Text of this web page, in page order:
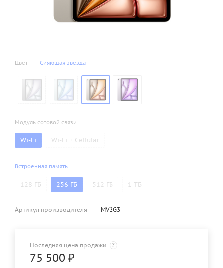
Цвет — Сияющая звезда
Модуль сотовой связи
Wi-Fi Wi-Fi + Cellular
Встроенная память
128 ГБ 256 ГБ 512 ГБ 1 ТБ
Артикул производителя — MV2G3
Последняя цена продажи ?
75 500 ₽